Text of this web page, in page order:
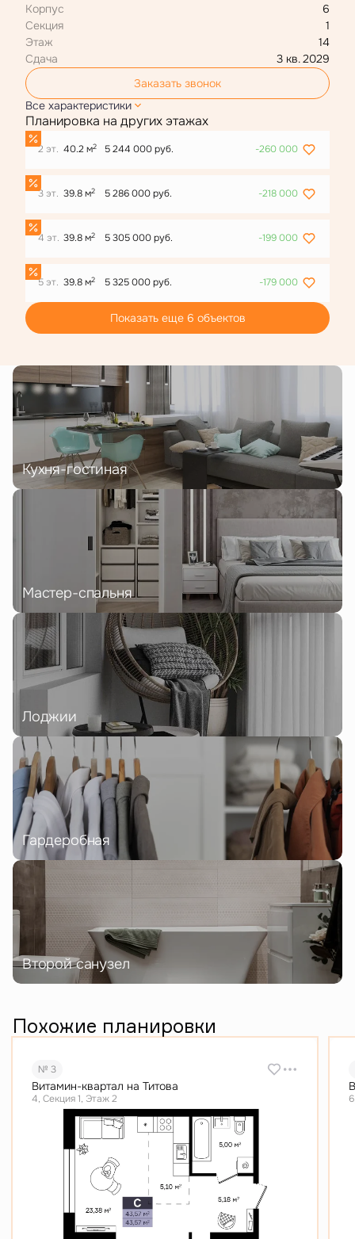
Корпус
6
Секция
1
Этаж
14
Сдача
3 кв. 2029
Заказать звонок
Все характеристики
Планировка на других этажах
2 эт. 40.2 м2 5 244 000 руб. -260 000
3 эт. 39.8 м2 5 286 000 руб. -218 000
4 эт. 39.8 м2 5 305 000 руб. -199 000
5 эт. 39.8 м2 5 325 000 руб. -179 000
Показать еще 6 объектов
Кухня-гостиная
Мастер-спальня
Лоджии
Гардеробная
Второй санузел
Похожие планировки
№ 3
Витамин-квартал на Титова
4, Секция 1, Этаж 2